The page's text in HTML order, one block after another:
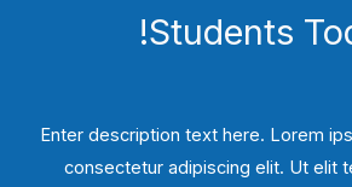
Students​
Enter description text here. Lorem
consectetur adipiscing elit. Ut elit